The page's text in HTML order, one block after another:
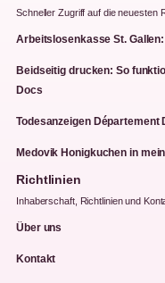
Schneller Zugriff auf die neuesten
Arbeitslosenkasse St.
Beidseitig drucken: So
Docs
Todesanzeigen Département
Medovik Honigkuchen in
Richtlinien
Inhaberschaft, Richtlinien und
Über uns
Kontakt